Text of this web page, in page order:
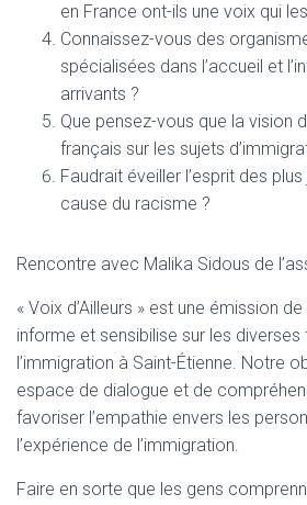
en France ont-ils une voix qui
Connaissez-vous des
spécialisées dans l’accueil et
arrivants ?
Que pensez-vous que la vision
français sur les sujets
Faudrait éveiller l’esprit des
cause du racisme ?
Rencontre avec Malika Sidous de
« Voix d’Ailleurs » est une émission
informe et sensibilise sur les
l’immigration à Saint-Étienne. Notre
espace de dialogue et de
favoriser l’empathie envers les
l’expérience de l’immigration.
Faire en sorte que les gens